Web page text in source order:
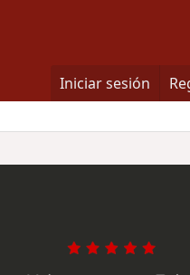
Iniciar sesión